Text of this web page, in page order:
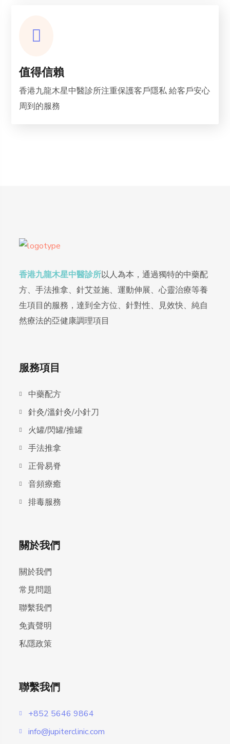
值得信賴
香港九龍木星中醫診所注重保護客戶隱私 給客戶安心
周到的服務
香港九龍木星中醫診所以人為本，通過獨特的中藥配
方、手法推拿、針艾並施、運動伸展、心靈治療等養
生項目的服務，達到全方位、針對性、見效快、純自
然療法的亞健康調理項目
服務項目
中藥配方
針灸/溫針灸/小針刀
火罐/閃罐/推罐
手法推拿
正骨易脊
⾳頻療癒
排毒服務
關於我們
關於我們
常見問題
聯繫我們
免責聲明
私隱政策
聯繫我們
+852 5646 9864
info@jupiterclinic.com